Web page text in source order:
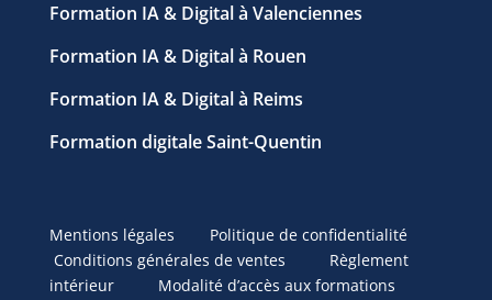
Formation IA & Digital à Valenciennes
Formation IA & Digital à Rouen
Formation IA & Digital à Reims
Formation digitale Saint-Quentin
Mentions légales
Politique de confidentialité
Conditions générales de ventes Règlement
intérieur Modalité d’accès aux formations